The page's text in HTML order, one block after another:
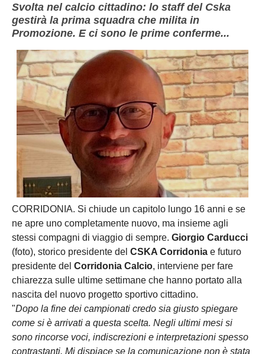
Svolta nel calcio cittadino: lo staff del Cska
gestirà la prima squadra che milita in
Promozione. E ci sono le prime conferme...
CORRIDONIA. Si chiude un capitolo lungo 16 anni e se
ne apre uno completamente nuovo, ma insieme agli
stessi compagni di viaggio di sempre. Giorgio Carducci
(foto), storico presidente del CSKA Corridonia e futuro
presidente del Corridonia Calcio, interviene per fare
chiarezza sulle ultime settimane che hanno portato alla
nascita del nuovo progetto sportivo cittadino.
"Dopo la fine dei campionati credo sia giusto spiegare
come si è arrivati a questa scelta. Negli ultimi mesi si
sono rincorse voci, indiscrezioni e interpretazioni spesso
contrastanti. Mi dispiace se la comunicazione non è stata